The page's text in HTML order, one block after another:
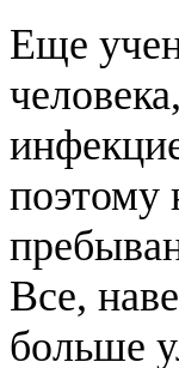
Еще
поэтому
Все,
больше